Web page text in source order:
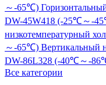
～-65℃)
DW-45W418 (-25℃～-
низкотемпературный
～-65℃) Вертикальный
DW-86L328 (-40℃～-
Все категории